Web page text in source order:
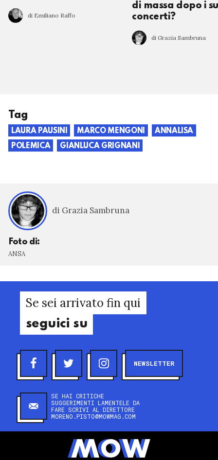
di Emiliano Raffo
di massa dopo i
concerti?
di Grazia Sambruna
Tag
LAURA PAUSINI MARCO MENGONI
ANNALISA
POLEMICA
GIANLUCA GRIGNANI
di Grazia Sambruna
Foto di:
ANSA
Se sei arrivato fin qui
seguici su
NEWSLETTER
SE HAI CRITICHE
SUGGERIMENTI LAMENTELE DA
FARE SCRIVI AL DIRETTORE
MORENO.PISTO@MOWMAG.COM